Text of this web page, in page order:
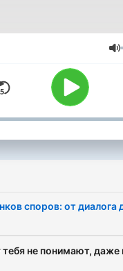
споров: от диалога
не понимают, даже